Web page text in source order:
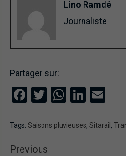
Lino Ramdé
Journaliste
Partager sur:
Facebook
Twitter
Tags: Saisons pluvieuses, Sitarail ,
Previous